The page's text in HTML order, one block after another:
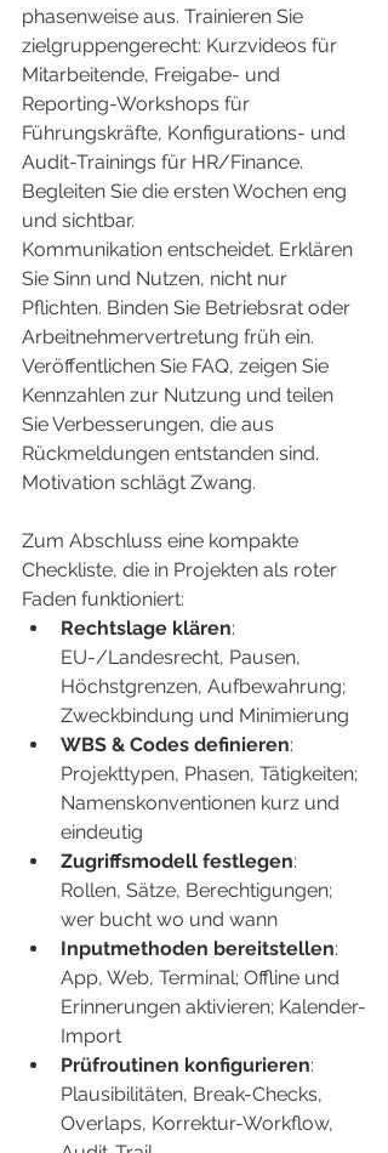
phasenweise aus. Trainieren Sie
zielgruppengerecht: Kurzvideos für
Mitarbeitende, Freigabe- und
Reporting-Workshops für
Führungskräfte, Konfigurations- und
Audit-Trainings für HR/Finance.
Begleiten Sie die ersten Wochen eng
und sichtbar.
Kommunikation entscheidet. Erklären
Sie Sinn und Nutzen, nicht nur
Pflichten. Binden Sie Betriebsrat oder
Arbeitnehmervertretung früh ein.
Veröffentlichen Sie FAQ, zeigen Sie
Kennzahlen zur Nutzung und teilen
Sie Verbesserungen, die aus
Rückmeldungen entstanden sind.
Motivation schlägt Zwang.
Zum Abschluss eine kompakte
Checkliste, die in Projekten als roter
Faden funktioniert:
Rechtslage klären:
EU-/Landesrecht, Pausen,
Höchstgrenzen, Aufbewahrung;
Zweckbindung und Minimierung
WBS & Codes definieren:
Projekttypen, Phasen, Tätigkeiten;
Namenskonventionen kurz und
eindeutig
Zugriffsmodell festlegen:
Rollen, Sätze, Berechtigungen;
wer bucht wo und wann
Inputmethoden bereitstellen:
App, Web, Terminal; Offline und
Erinnerungen aktivieren; Kalender-
Import
Prüfroutinen konfigurieren:
Plausibilitäten, Break-Checks,
Overlaps, Korrektur-Workflow,